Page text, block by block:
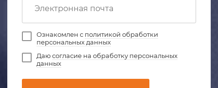
Ознакомлен с политикой обработки
персональных данных
Даюсогласие на обработку персональных
данных